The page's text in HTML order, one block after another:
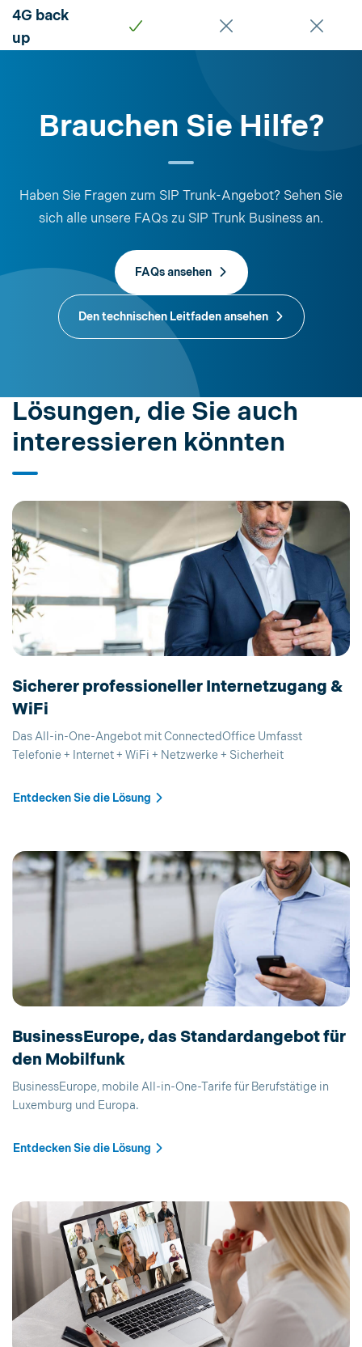
4G back
up
Brauchen Sie Hilfe?
Haben Sie Fragen zum SIP Trunk-Angebot? Sehen Sie
sich alle unsere FAQs zu SIP Trunk Business an.
FAQs ansehen
Den technischen Leitfaden ansehen
Lösungen, die Sie auch
interessieren könnten
Sicherer professioneller Internetzugang &
WiFi
Das All-in-One-Angebot mit ConnectedOffice Umfasst
Telefonie + Internet + WiFi + Netzwerke + Sicherheit
Entdecken Sie die Lösung
BusinessEurope, das Standardangebot für
den Mobilfunk
BusinessEurope, mobile All-in-One-Tarife für Berufstätige in
Luxemburg und Europa.
Entdecken Sie die Lösung